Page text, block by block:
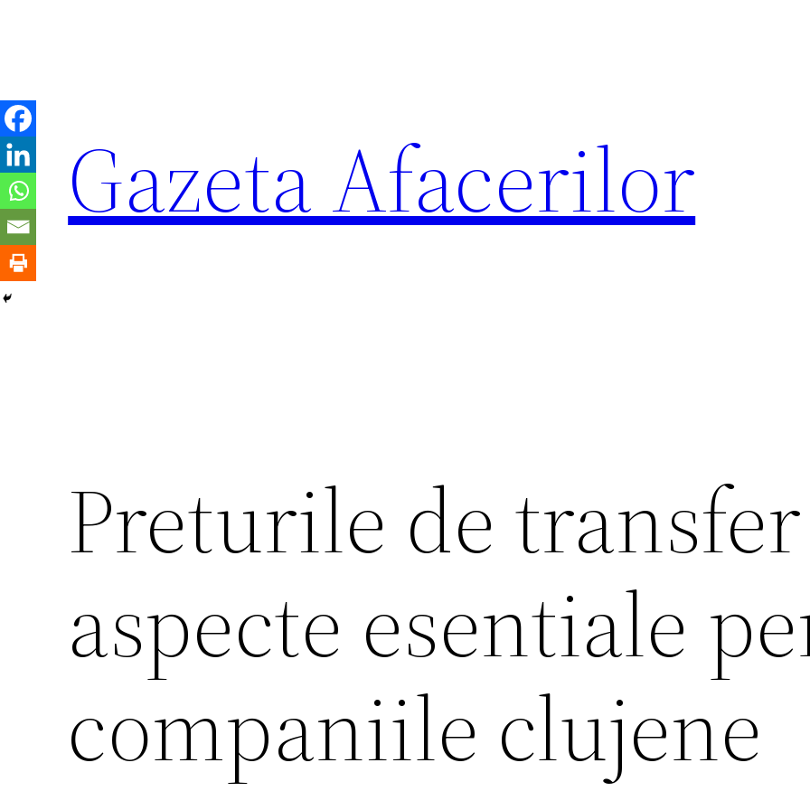
Gazeta Afacerilor
Preturile de
aspecte esentiale
companiile clujene